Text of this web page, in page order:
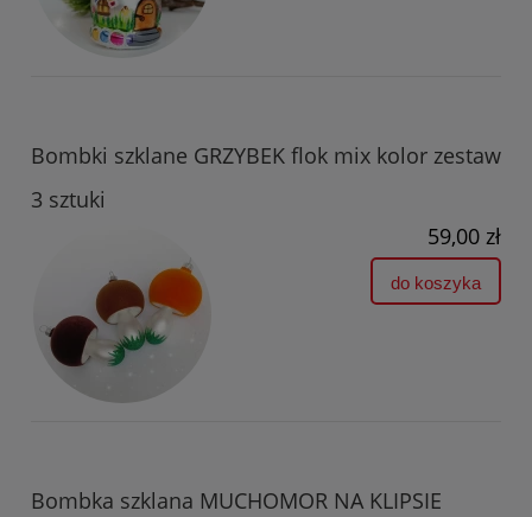
Bombki szklane GRZYBEK flok mix kolor zestaw
3 sztuki
59,00 zł
do koszyka
Bombka szklana MUCHOMOR NA KLIPSIE